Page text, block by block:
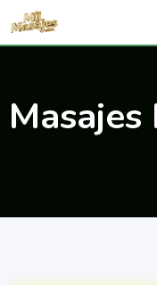
Saltar